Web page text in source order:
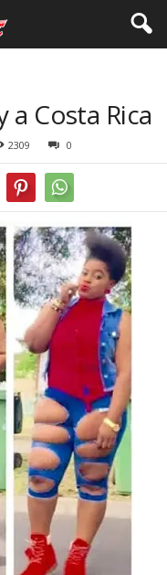
a Costa Rica
2309 0